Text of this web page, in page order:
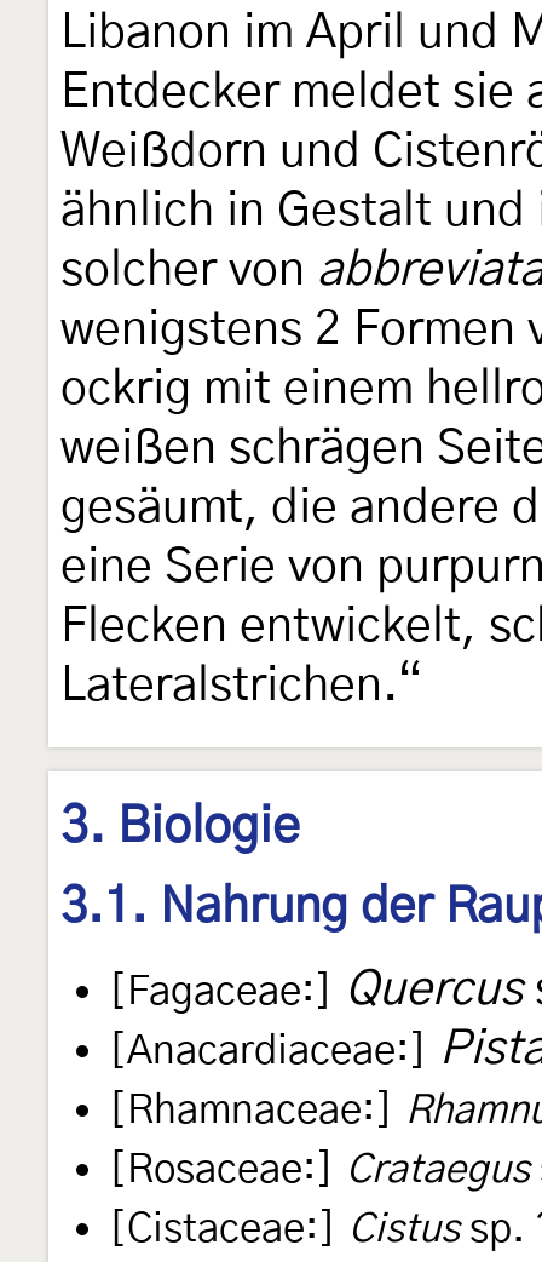
Libanon im April und
Entdecker meldet sie
Weißdorn und
ähnlich in Gestalt und
solcher von
wenigstens 2 Formen
ockrig mit einem
weißen schrägen
gesäumt, die andere
eine Serie von
Flecken entwickelt,
Lateralstrichen.“
3. Biologie
3.1. Nahrung der
[Fagaceae:] Quercus
[Anacardiaceae:]
[Rhamnaceae:]
[Rosaceae:]
Crataegus
[Cistaceae:]
Cistussp.